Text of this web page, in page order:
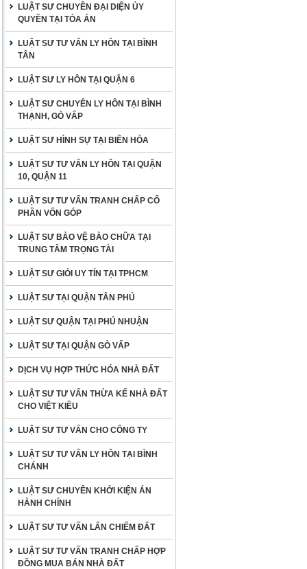
LUẬT SƯ CHUYÊN ĐẠI DIỆN ỦY
QUYỀN TẠI TÒA ÁN
LUẬT SƯ TƯ VẤN LY HÔN TẠI BÌNH
TÂN
LUẬT SƯ LY HÔN TẠI QUẬN 6
LUẬT SƯ CHUYÊN LY HÔN TẠI BÌNH
THẠNH, GÒ VẤP
LUẬT SƯ HÌNH SỰ TẠI BIÊN HÒA
LUẬT SƯ TƯ VẤN LY HÔN TẠI QUẬN
10, QUẬN 11
LUẬT SƯ TƯ VẤN TRANH CHẤP CỐ
PHẦN VỐN GÓP
LUẬT SƯ BẢO VỆ BÀO CHỮA TẠI
TRUNG TÂM TRỌNG TÀI
LUẬT SƯ GIỎI UY TÍN TẠI TPHCM
LUẬT SƯ TẠI QUẬN TÂN PHÚ
LUẬT SƯ QUẬN TẠI PHÚ NHUẬN
LUẬT SƯ TẠI QUẬN GÒ VẤP
DỊCH VỤ HỢP THỨC HÓA NHÀ ĐẤT
LUẬT SƯ TƯ VẤN THỪA KẾ NHÀ ĐẤT
CHO VIỆT KIỀU
LUẬT SƯ TƯ VẤN CHO CÔNG TY
LUẬT SƯ TƯ VẤN LY HÔN TẠI BÌNH
CHÁNH
LUẬT SƯ CHUYÊN KHỞI KIỆN ÁN
HÀNH CHÍNH
LUẬT SƯ TƯ VẤN LẤN CHIẾM ĐẤT
LUẬT SƯ TƯ VẤN TRANH CHẤP HỢP
ĐỒNG MUA BÁN NHÀ ĐẤT